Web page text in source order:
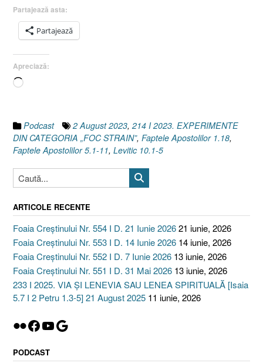
Partajează asta:
Partajează
Apreciază:
Încarc...
Podcast 2 August 2023, 214 I 2023. EXPERIMENTE
DIN CATEGORIA „FOC STRAIN”, Faptele Apostolilor 1.18,
Faptele Apostolilor 5.1-11, Levitic 10.1-5
ARTICOLE RECENTE
Foaia Creștinului Nr. 554 I D. 21 Iunie 202621 iunie, 2026
Foaia Creștinului Nr. 553 I D. 14 Iunie 2026 14 iunie, 2026
Foaia Creștinului Nr. 552 I D. 7 Iunie 2026 13 iunie, 2026
Foaia Creștinului Nr. 551 I D. 31 Mai 2026 13 iunie, 2026
233 I 2025. VIA ȘI LENEVIA SAU LENEA SPIRITUALĂ [Isaia
5.7 I 2 Petru 1.3-5] 21 August 2025 11 iunie, 2026
Flickr
Facebook
YouTube
Google
PODCAST